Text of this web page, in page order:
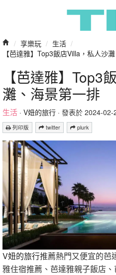
/ 享樂玩 / 生活 /
【芭達雅】Top3飯店Villa，私人沙
【芭達雅】Top3
灘、海景第一排
生活 · V妞的旅行 · 發表於 2024-02-
列印版 twitter plurk
V妞的旅行推薦熱門又便宜的芭
雅住宿推薦、芭達雅親子飯店